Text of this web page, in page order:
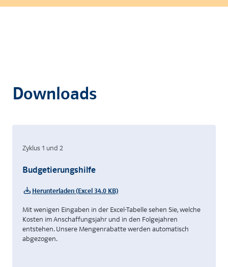
Downloads
Zyklus 1 und 2
Budgetierungshilfe
Herunterladen (Excel 34.0 KB)
Mit wenigen Eingaben in der Excel-Tabelle sehen Sie, welche
Kosten im Anschaffungsjahr und in den Folgejahren
entstehen. Unsere Mengenrabatte werden automatisch
abgezogen.